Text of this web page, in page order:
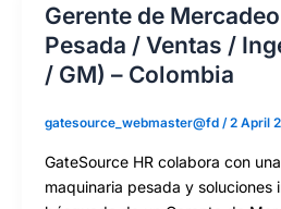
Gerente de
Pesada / Ventas /
/ GM) – Colombia
gatesource_webmaster@fd /2 April
GateSource HR colabora con
maquinaria pesada y soluciones